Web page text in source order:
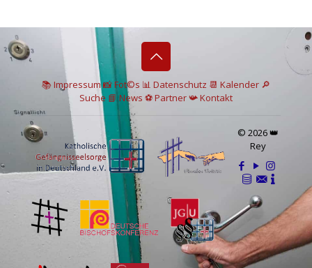
📚 Impressum📸Fot©s 📊 Datenschutz 📆 Kalender 🔎
Suche 📘 News ⚽Partner📯Kontakt
© 2026 👑
Rey